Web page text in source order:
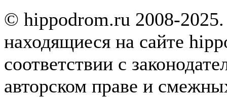
© hippodrom.ru 2008-
находящиеся на сайте
соответствии с
авторском праве и